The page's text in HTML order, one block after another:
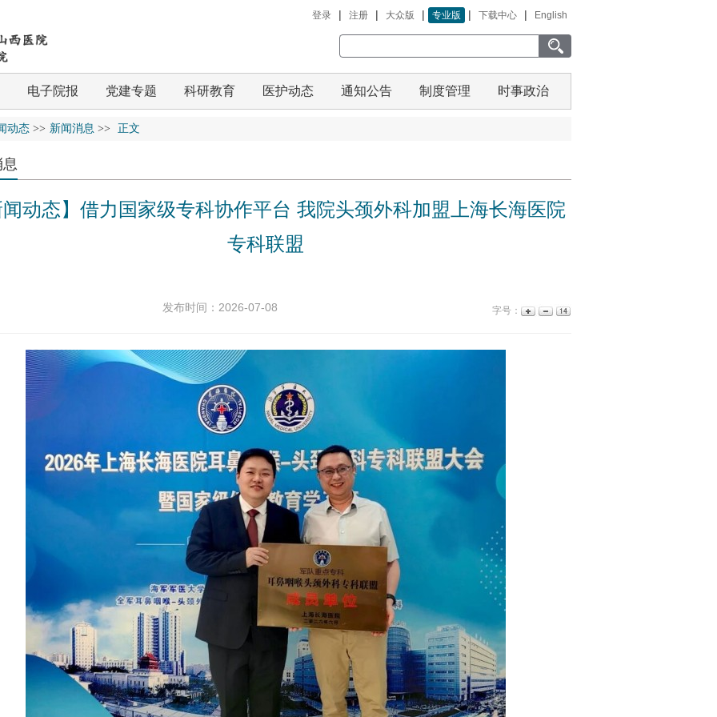
登录 | 注册 | 大众版 | 专业版 | 下载中心 | English
电子院报 党建专题 科研教育 医护动态 通知公告 制度管理 时事政治
动态 >> 新闻消息 >> 正文
动态】借力国家级专科协作平台 我院头颈外科加盟上海长海医院
专科联盟
发布时间：2026-07-08 字号：